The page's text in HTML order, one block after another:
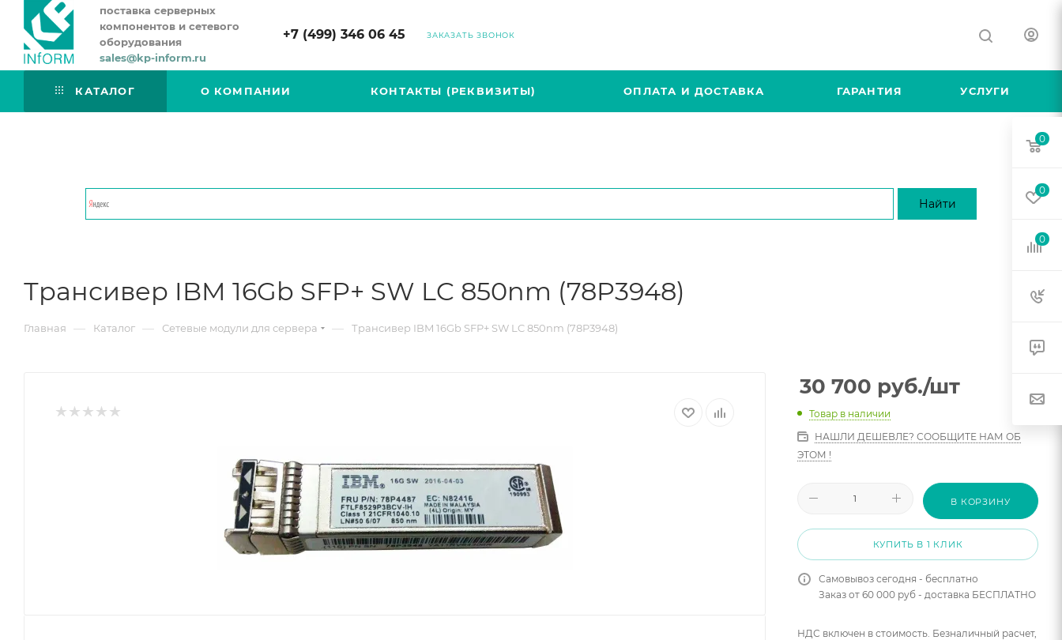
поставка серверных
компонентов и сетевого
оборудования
sales@kp-inform.ru
+7 (499) 346 06 45 ЗАКАЗАТЬ ЗВОНОК
КАТАЛОГ О КОМПАНИИ КОНТАКТЫ (РЕКВИЗИТЫ) ОПЛАТА И ДОСТАВКА ГАРАНТИЯ УСЛУГИ
Трансивер IBM 16Gb SFP+ SW LC 850nm (78P3948)
Главная — Каталог — Сетевые модули для сервера — Трансивер IBM 16Gb SFP+ SW LC 850nm (78P3948)
30 700 руб./шт
Товар в наличии
НАШЛИ ДЕШЕВЛЕ? СООБЩИТЕ НАМ ОБ
ЭТОМ !
В КОРЗИНУ
КУПИТЬ В 1 КЛИК
Самовывоз сегодня - бесплатно
Заказ от 60 000 руб - доставка БЕСПЛАТНО
НДС включен в стоимость. Безналичный расчет,
0
0
0